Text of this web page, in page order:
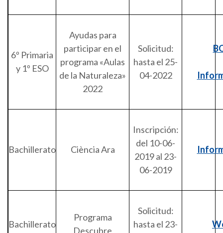
6º Primaria
y 1º ESO
Ayudas para
participar en el
programa «Aulas
de la Naturaleza»
2022
Solicitud:
hasta el 25-
04-2022
Bachillerato Ciència Ara
Inscripción:
del 10-06-
2019 al 23-
06-2019
Bachillerato
Programa
Descubre
Solicitud:
hasta el 23-